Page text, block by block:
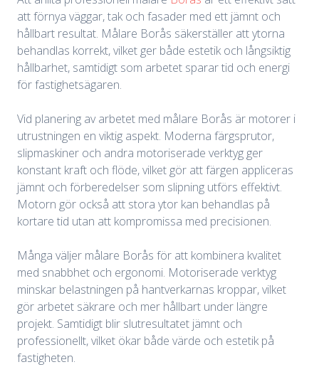
att förnya väggar, tak och fasader med ett jämnt och
hållbart resultat. Målare Borås säkerställer att ytorna
behandlas korrekt, vilket ger både estetik och långsiktig
hållbarhet, samtidigt som arbetet sparar tid och energi
för fastighetsägaren.
Vid planering av arbetet med målare Borås är motorer i
utrustningen en viktig aspekt. Moderna färgsprutor,
slipmaskiner och andra motoriserade verktyg ger
konstant kraft och flöde, vilket gör att färgen appliceras
jämnt och förberedelser som slipning utförs effektivt.
Motorn gör också att stora ytor kan behandlas på
kortare tid utan att kompromissa med precisionen.
Många väljer målare Borås för att kombinera kvalitet
med snabbhet och ergonomi. Motoriserade verktyg
minskar belastningen på hantverkarnas kroppar, vilket
gör arbetet säkrare och mer hållbart under längre
projekt. Samtidigt blir slutresultatet jämnt och
professionellt, vilket ökar både värde och estetik på
fastigheten.